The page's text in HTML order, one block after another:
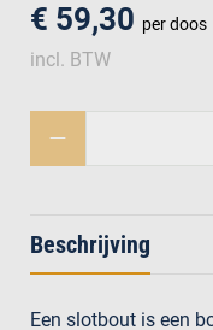
€ 59,30 per doos
incl. BTW
Beschrijving
Een slotbout is een